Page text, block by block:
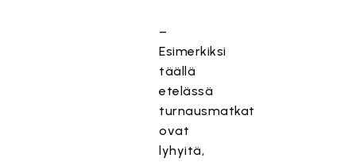
–
Esimerkiksi
täällä
etelässä
turnausmatkat
ovat
lyhyitä,